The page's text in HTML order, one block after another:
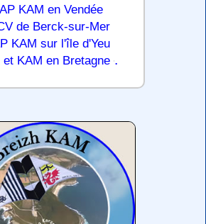
KAM en Vendée
de Berck-sur-Mer
KAM sur l'île d'Yeu
et KAM en Bretagne .